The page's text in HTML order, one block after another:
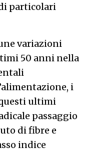
particolari
variazioni
50 anni nella
i
ultimi
passaggio
di fibre e
indice